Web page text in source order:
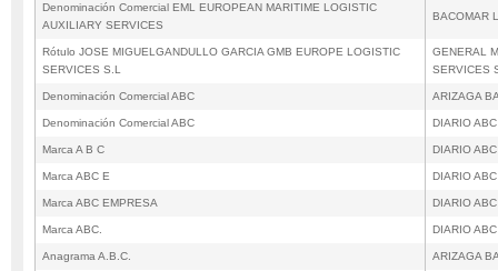
Denominación Comercial EML EUROPEAN MARITIME LOGISTIC
AUXILIARY SERVICES
BACOMAR
Rótulo JOSE MIGUELGANDULLO GARCIA GMB EUROPE LOGISTIC
SERVICES S.L
GENERAL
SERVICES
Denominación Comercial ABC ARIZAGA
Denominación Comercial ABC DIARIO
Marca A B C DIARIO
Marca ABC E DIARIO
Marca ABC EMPRESA DIARIO
Marca ABC. DIARIO
Anagrama A.B.C. ARIZAGA